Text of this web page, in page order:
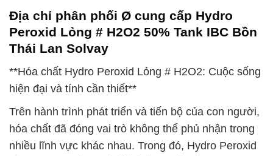
Địa chỉ phân phối Ø cung cấp Hydro
Peroxid Lỏng # H2O2 50% Tank IBC Bồn
Thái Lan Solvay
**Hóa chất Hydro Peroxid Lỏng # H2O2: Cuộc sống
hiện đại và tính cần thiết**
Trên hành trình phát triển và tiến bộ của con người,
hóa chất đã đóng vai trò không thể phủ nhận trong
nhiều lĩnh vực khác nhau. Trong đó, Hydro Peroxid